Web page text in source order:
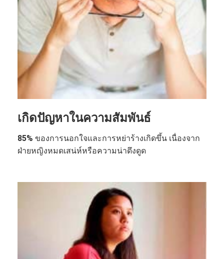
เกิดปัญหาในความสัมพันธ์
85% ของการนอกใจและการหย่าร้างเกิดขึ้น เนื่องจาก
ฝ่ายหญิงหมดเสน่ห์หรือความน่าดึงดูด